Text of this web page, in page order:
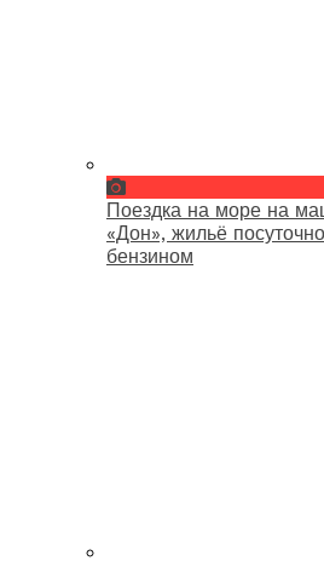
Поездка на море на
«Дон», жильё
бензином